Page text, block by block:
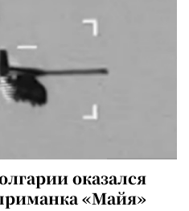
оказался
«Майя»